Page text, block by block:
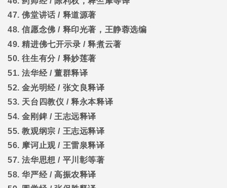
47.佛堂讲话 / 释道源著
48.信愿念佛 / 释印光著，王静蓉选编
49.精进佛七开示录 /释煮云著
50.往生有分 / 释妙莲著
51.法华经/董群释译
52.金光明经/ 张文良释译
53. 天台四教仪 /释永本释译
54.金刚錍 / 王志远释译
55.教观纲宗 / 王志远释译
56. 摩诃止观/ 王雷泉释译
57.法华思想 / 平川彰等著
58.华严经/高振农释译